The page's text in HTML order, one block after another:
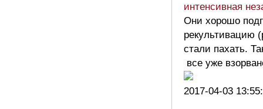
интенсивная
Они хорошо
рекультивацию
стали пахать.
все уже
2017-04-03